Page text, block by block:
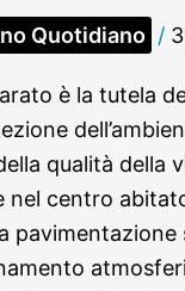
Quotidiano /
è la tutela
qualità della
centro
pavimentazione